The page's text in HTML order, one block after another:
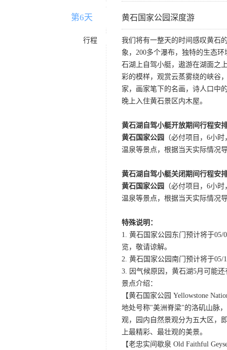
第6天 黄石国家公园深度游
行程
我们将有一整天的时间感叹黄石
象，200多个瀑布，独特的生态
石湖上自驾小艇，遨游在湖面之
彩的模样，观赏云蒸雾绕的峡谷
家，画家笔下的名画，诗人口中
晚上入住黄石景区内木屋。
黄石湖自驾小艇开放期间行程安
黄石国家公园
（必付项目，6小
温泉等景点，根据当天实际情况
黄石湖自驾小艇关闭期间行程安
黄石国家公园
（必付项目，6小
温泉等景点，根据当天实际情况
特殊说明：
1. 黄石国家公园东门预计将于
览，敬请谅解。
2. 黄石国家公园南门预计将于05/
3. 因气候原因，黄石湖5月可能
景点介绍：
【黄石国家公园 Yellowstone
地处号称"美洲脊梁"的洛矶山脉
观，园内自然景观分为五大区，
上最精彩、最壮观的美景。
【老忠实间歇泉 Old Faithful